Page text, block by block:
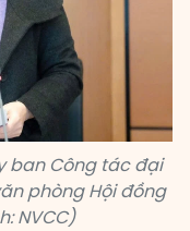
ban Công tác đại
phòng Hội đồng
NVCC)